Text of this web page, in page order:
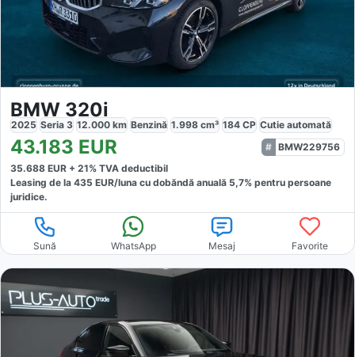
BMW 320i
2025 Seria 3 12.000 km Benzină 1.998 cm³ 184 CP Cutie automată
43.183 EUR
BMW229756
35.688 EUR + 21% TVA deductibil
Leasing de la 435 EUR/luna cu dobăndă anuală 5,7% pentru persoane
juridice.
Sună WhatsApp Mesaj Favorite